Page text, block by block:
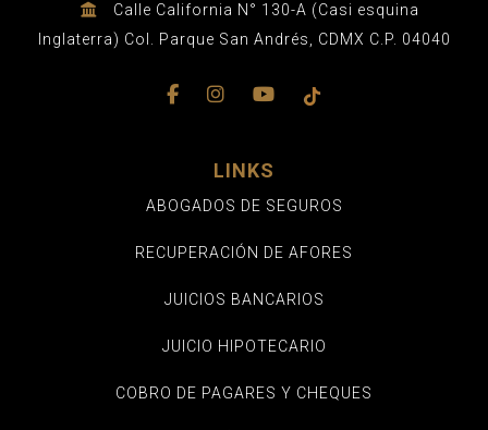
Calle California N° 130-A (Casi esquina
Inglaterra) Col. Parque San Andrés, CDMX C.P. 04040
LINKS
ABOGADOS DE SEGUROS
RECUPERACIÓN DE AFORES
JUICIOS BANCARIOS
JUICIO HIPOTECARIO
COBRO DE PAGARES Y CHEQUES